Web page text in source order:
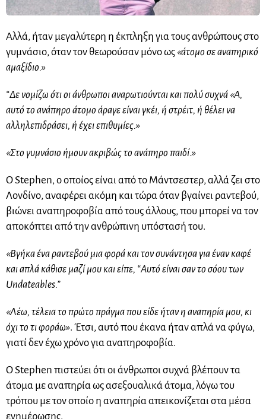
Αλλά, ήταν μεγαλύτερη η έκπληξη για τους ανθρώπους στο
γυμνάσιο, όταν τον θεωρούσαν μόνο ως «άτομο σε αναπηρικό
αμαξίδιο.»
“Δε νομίζω ότι οι άνθρωποι αναρωτιούνται και πολύ συχνά «Α,
αυτό το ανάπηρο άτομο άραγε είναι γκέι, ή στρέιτ, ή θέλει να
αλληλεπιδράσει, ή έχει επιθυμίες.»
«Στο γυμνάσιο ήμουν ακριβώς το ανάπηρο παιδί.»
Ο Stephen, ο οποίος είναι από το Μάντσεστερ, αλλά ζει στο
Λονδίνο, αναφέρει ακόμη και τώρα όταν βγαίνει ραντεβού,
βιώνει αναπηροφοβία από τους άλλους, που μπορεί να τον
αποκόπτει από την ανθρώπινη υπόστασή του.
«Βγήκα ένα ραντεβού μια φορά και τον συνάντησα για έναν καφέ
και απλά κάθισε μαζί μου και είπε, “Αυτό είναι σαν το σόου των
Undateables.”
«Λέω, τέλεια το πρώτο πράγμα που είδε ήταν η αναπηρία μου, κι
όχι το τι φοράω». Έτσι, αυτό που έκανα ήταν απλά να φύγω,
γιατί δεν έχω χρόνο για αναπηροφοβία.
Ο Stephen πιστεύει ότι οι άνθρωποι συχνά βλέπουν τα
άτομα με αναπηρία ως ασεξουαλικά άτομα, λόγω του
τρόπου με τον οποίο η αναπηρία απεικονίζεται στα μέσα
ενημέρωσης.